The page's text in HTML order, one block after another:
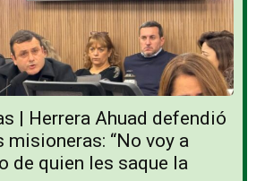
| Herrera Ahuad defendió
misioneras: “No voy a
de quien les saque la